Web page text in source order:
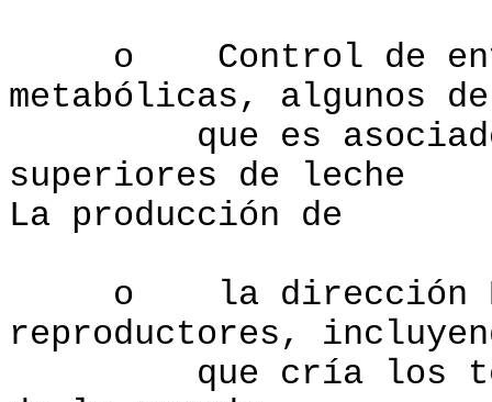
o Control de
metabólicas, algunos de
que es asociado
superiores de leche
La producción
o la dirección
reproductores,
que cría los